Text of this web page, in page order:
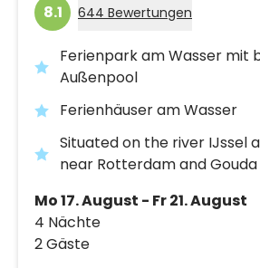
8.1 644 Bewertungen
Ferienpark am Wasser mit
Außenpool
Ferienhäuser am Wasser
Situated on the river IJssel
near Rotterdam and Gouda
Mo 17. August - Fr 21. August
4 Nächte
2 Gäste